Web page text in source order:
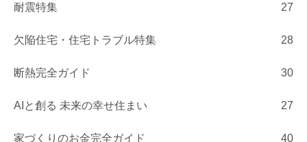
耐震特集 27
欠陥住宅・住宅トラブル特集 28
断熱完全ガイド 30
AIと創る 未来の幸せ住まい 27
家づくりのお金完全ガイド 40